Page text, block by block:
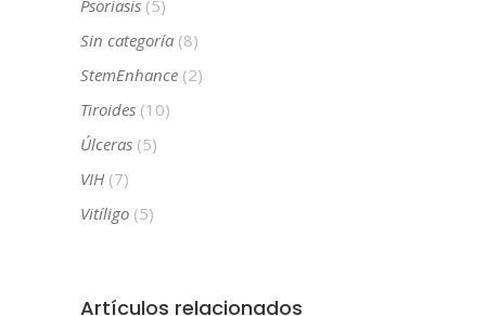
Psoriasis (5)
Sin categoría (8)
StemEnhance (2)
Tiroides (10)
Úlceras (5)
VIH (7)
Vitíligo (5)
Artículos relacionados